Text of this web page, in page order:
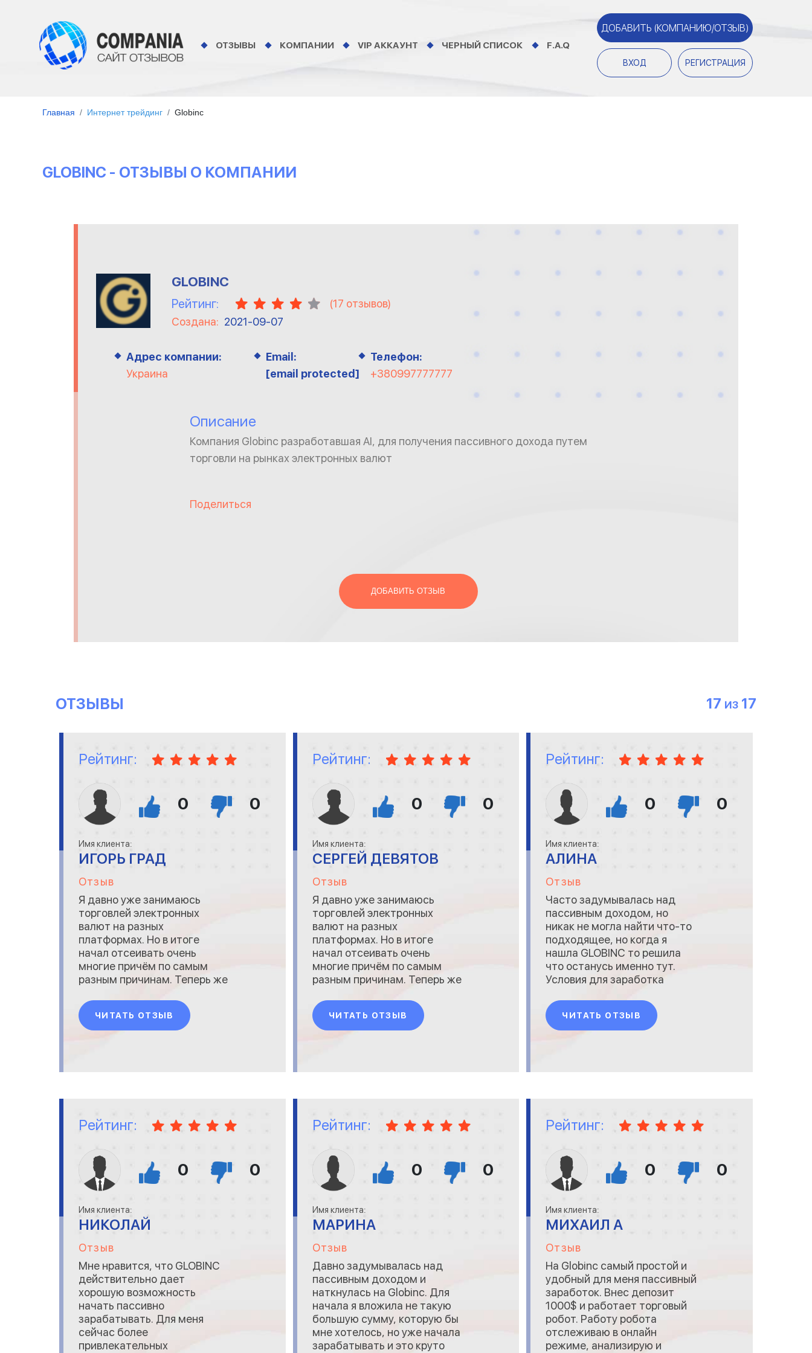
ОТЗЫВЫ КОМПАНИИ VIP АККАУНТ ЧЕРНЫЙ СПИСОК F.A.Q
ДОБАВИТЬ (КОМПАНИЮ/ОТЗЫВ)
ВХОД РЕГИСТРАЦИЯ
Главная Интернет трейдинг Globinc
GLOBINC - ОТЗЫВЫ О КОМПАНИИ
GLOBINC
Рейтинг: (17 отзывов)
Создана: 2021-09-07
Адрес компании:
Украина
Email:
[email protected]
Телефон:
+380997777777
Описание
Компания Globinc разработавшая AI, для получения пассивного дохода путем
торговли на рынках электронных валют
Поделиться
ДОБАВИТЬ ОТЗЫВ
ОТЗЫВЫ 17 ИЗ 17
Рейтинг:
0 0
Имя клиента:
ИГОРЬ ГРАД
Отзыв
Я давно уже занимаюсь
торговлей электронных
валют на разных
платформах. Но в итоге
начал отсеивать очень
многие причём по самым
разным причинам. Теперь же
нескольких и одна из них
Globinc. Здесь есть всё
необходимое для
ЧИТАТЬ ОТЗЫВ
Рейтинг:
0 0
Имя клиента:
СЕРГЕЙ ДЕВЯТОВ
Отзыв
Я давно уже занимаюсь
торговлей электронных
валют на разных
платформах. Но в итоге
начал отсеивать очень
многие причём по самым
разным причинам. Теперь же
нескольких и одна из них
Globnic. Здесь есть всё
необходимое для
ЧИТАТЬ ОТЗЫВ
Рейтинг:
0 0
Имя клиента:
АЛИНА
Отзыв
Часто задумывалась над
пассивным доходом, но
никак не могла найти что-то
подходящее, но когда я
нашла GLOBINC то решила
что останусь именно тут.
Условия для заработка
заработать здесь сможет
каждый. Супер огромный
вложений совсем не
ЧИТАТЬ ОТЗЫВ
Рейтинг:
0 0
Имя клиента:
НИКОЛАЙ
Отзыв
Мне нравится, что GLOBINC
действительно дает
хорошую возможность
начать пассивно
зарабатывать. Для меня
сейчас более
привлекательных
Рейтинг:
0 0
Имя клиента:
МАРИНА
Отзыв
Давно задумывалась над
пассивным доходом и
наткнулась на Globinc. Для
начала я вложила не такую
большую сумму, которую бы
мне хотелось, но уже начала
зарабатывать и это круто
Рейтинг:
0 0
Имя клиента:
МИХАИЛ А
Отзыв
На Globinc самый простой и
удобный для меня пассивный
заработок. Внес депозит
1000$ и работает торговый
робот. Работу робота
отслеживаю в онлайн
режиме, анализирую и